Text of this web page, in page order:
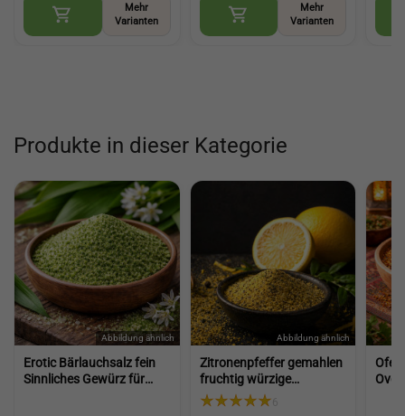
Mehr
Varianten
Mehr
Varianten
Produkte in dieser Kategorie
Erotic Bärlauchsalz fein
Sinnliches Gewürz für
Zitronenpfeffer gemahlen
fruchtig würzige
Pfefferkomposition für